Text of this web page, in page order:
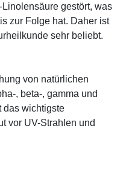
gestört, was
zur Folge hat. Daher ist
sehr beliebt.
von natürlichen
, beta-, gamma und
das wichtigste
vor UV-Strahlen und